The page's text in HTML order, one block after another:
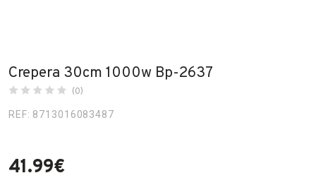
FAQ’s
Contacto
Crepera 30cm 1000w Bp-2637
(0)
REF: 8713016083487
41.99€